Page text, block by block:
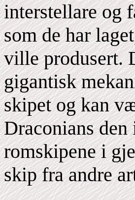
interstellare og
som de har
ville produsert.
gigantisk
skipet og kan
Draconians den
romskipene i
skip fra andre